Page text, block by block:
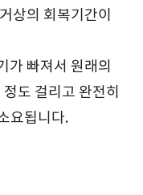
상의 회복기간이
가 빠져서 원래의
도 걸리고 완전히
요됩니다.